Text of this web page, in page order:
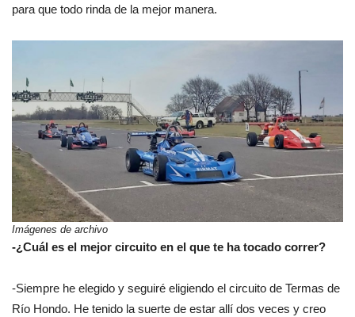
para que todo rinda de la mejor manera.
Imágenes de archivo
-¿Cuál es el mejor circuito en el que te ha tocado correr?
-Siempre he elegido y seguiré eligiendo el circuito de Termas de
Río Hondo. He tenido la suerte de estar allí dos veces y creo